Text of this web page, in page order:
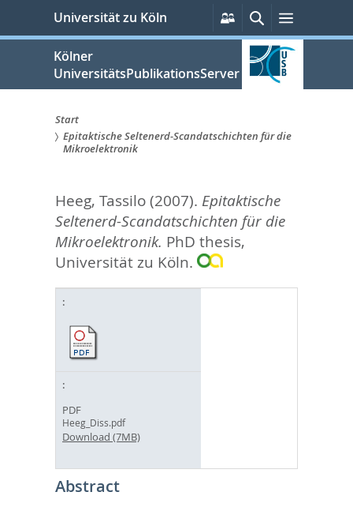
springen
Universität zu Köln
Persönliche
Services
SucheMenü
Kölner
UniversitätsPublikationsServer
Sie
hier:
Start
Epitaktische Seltenerd-Scandatschichten für die
Mikroelektronik
Heeg, Tassilo(2007). Epitaktische
Seltenerd-Scandatschichten für die
Mikroelektronik. PhD thesis,
Universität zu Köln.
PDF
Heeg_Diss.pdf
Download (7MB)
Abstract